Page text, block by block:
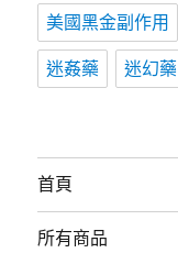
美國黑金副作用
迷姦藥 迷幻藥
首頁
所有商品